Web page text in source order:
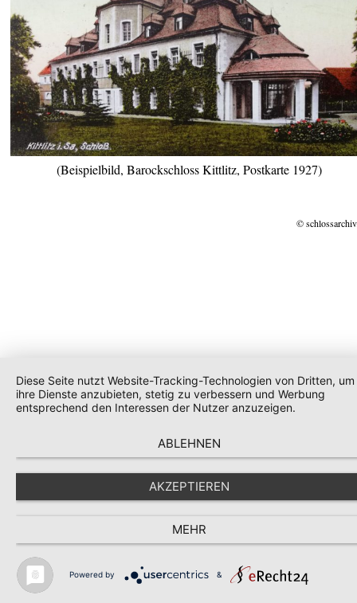
(Beispielbild, Barockschloss Kittlitz, Postkarte 1927)
©
Diese Seite nutzt Website-Tracking-Technologien von Dritten, um
ihre Dienste anzubieten, stetig zu verbessern und Werbung
entsprechend den Interessen der Nutzer anzuzeigen.
ABLEHNEN
AKZEPTIEREN
MEHR
Powered by &